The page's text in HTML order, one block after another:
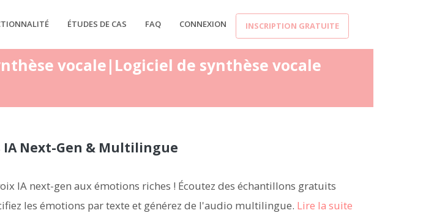
ÉTUDES DE CAS FAQ CONNEXION INSCRIPTION GRATUITE
vocale|Logiciel de synthèse vocale
IA Next-Gen & Multilingue
IA next-gen aux émotions riches ! Écoutez des échantillons gratuits
les émotions par texte et générez de l'audio multilingue. Lire la suite